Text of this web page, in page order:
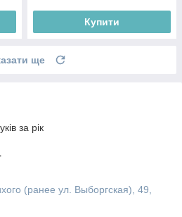
Купити
ще
за рік
(ранее ул. Выборгская), 49,